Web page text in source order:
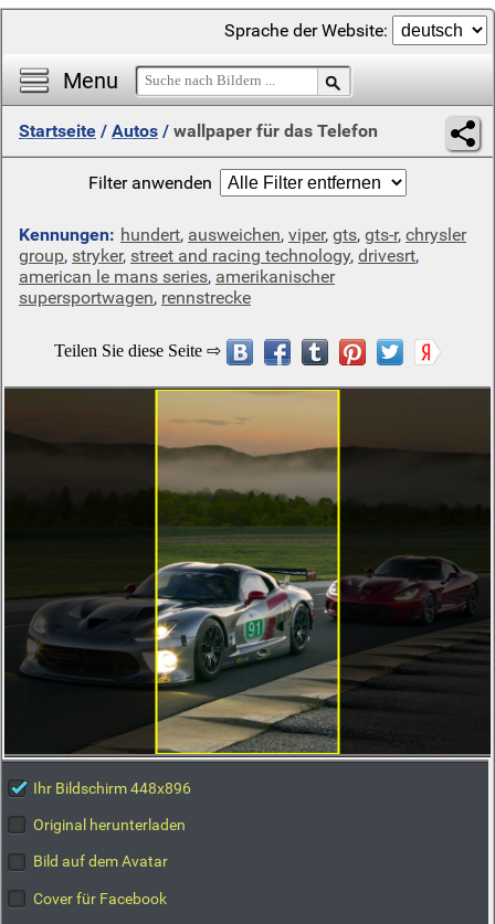
Menu
Sprache der Website:
Startseite / Autos / wallpaper für das Telefon
Filter anwenden
Kennungen: hundert, ausweichen, viper, gts, gts-r, chrysler
group, stryker, street and racing technology, drivesrt,
american le mans series, amerikanischer
supersportwagen, rennstrecke
Ihr Bildschirm 448x896
Original herunterladen
Bild auf dem Avatar
Cover für Facebook